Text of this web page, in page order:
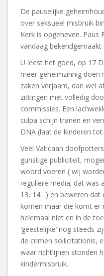
De pauselijke
over seksueel misbruik
Kerk is opgeheven. Paus
vandaag
U leest het goed, op 17
meer geheimzinnig doen
zaken verjaard, dan wel
zittingen met volledig
commissies. Een
culpa schijn tranen en
DNA (laat de kinderen
Veel Vaticaan
gunstige publiciteit,
woord voeren ( wij
reguliere media; dat was
13, 14…) en beweren dat
komen maar die komt er
helemaal niet en in de
‘geestelijke’ nog steeds
de crimen sollicitationis,
waar richtlijnen stonden
kindermisbruik.